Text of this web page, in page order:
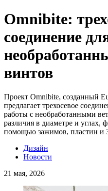
Omnibite:
соединение
винтов
Проект Omnibite, созданный
предлагает трехосевое
работы с необработанными
различия в диаметре и углах,
помощью зажимов, пластин и
Дизайн
Новости
21 мая, 2026